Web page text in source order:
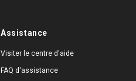
Assistance
Visiter le centre d'aide
FAQ d'assistance